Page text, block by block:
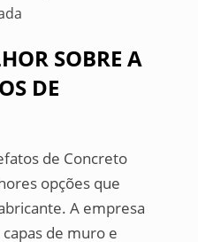
SOBRE A
DE
de Concreto
opções que
A empresa
de muro e